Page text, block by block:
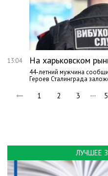
13:04 На харьковском
44-летний мужчина
Героев Сталинграда
1 2 3 …
ЛУЧШЕЕ